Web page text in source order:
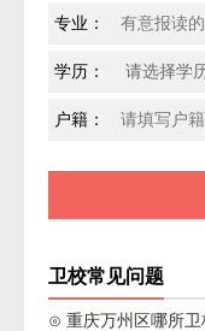
专业：
学历：
户籍：
卫校常见问题
⊙ 重庆万州区哪所